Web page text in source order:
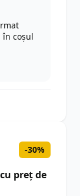
în coșul
-30%
preț de